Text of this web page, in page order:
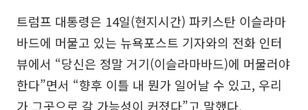
트럼프 대통령은 14일(현지시간) 파키스탄 이슬라마
바드에 머물고 있는 뉴욕포스트 기자와의 전화 인터
뷰에서 “당신은 정말 거기(이슬라마바드)에 머물러야
한다”면서 “향후 이틀 내 뭔가 일어날 수 있고, 우리
가 그곳으로 갈 가능성이 커졌다”고 말했다.